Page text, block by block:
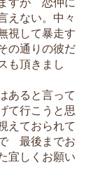
えない。中々
視して暴走す
の通りの彼だ
も頂きまし
あると言って
て行こうと思
えておられて
最後までお
宜しくお願い